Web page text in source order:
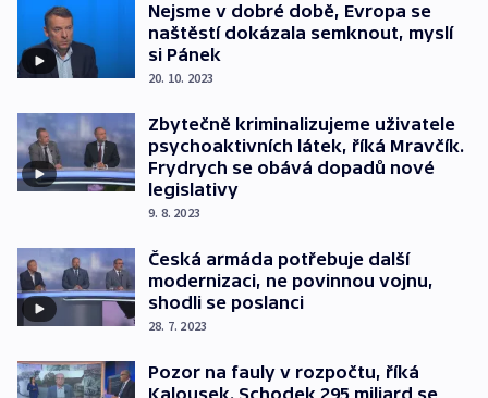
Nejsme v dobré době, Evropa se
naštěstí dokázala semknout, myslí
si Pánek
20. 10. 2023
Zbytečně kriminalizujeme uživatele
psychoaktivních látek, říká Mravčík.
Frydrych se obává dopadů nové
legislativy
9. 8. 2023
Česká armáda potřebuje další
modernizaci, ne povinnou vojnu,
shodli se poslanci
28. 7. 2023
Pozor na fauly v rozpočtu, říká
Kalousek. Schodek 295 miliard se